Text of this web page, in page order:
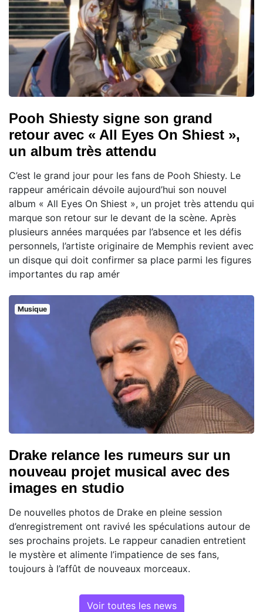
Pooh Shiesty signe son grand
retour avec « All Eyes On Shiest »,
un album très attendu
C’est le grand jour pour les fans de Pooh Shiesty. Le
rappeur américain dévoile aujourd’hui son nouvel
album « All Eyes On Shiest », un projet très attendu qui
marque son retour sur le devant de la scène. Après
plusieurs années marquées par l’absence et les défis
personnels, l’artiste originaire de Memphis revient avec
un disque qui doit confirmer sa place parmi les figures
importantes du rap amér
Musique
Drake relance les rumeurs sur un
nouveau projet musical avec des
images en studio
De nouvelles photos de Drake en pleine session
d’enregistrement ont ravivé les spéculations autour de
ses prochains projets. Le rappeur canadien entretient
le mystère et alimente l’impatience de ses fans,
toujours à l’affût de nouveaux morceaux.
Voir toutes les news